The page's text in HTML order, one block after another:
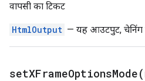
वापसी का टिकट
HtmlOutput — यह आउटपुट, चेनिंग
setXFrameOptionsMode(